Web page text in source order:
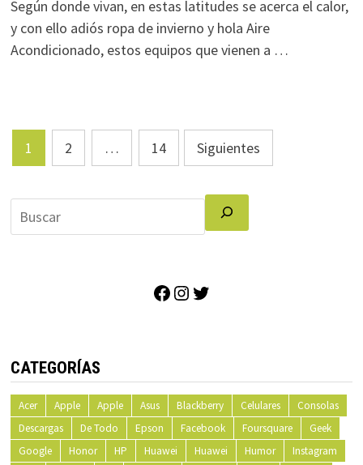
Según donde vivan, en estas latitudes se acerca el calor,
y con ello adiós ropa de invierno y hola Aire
Acondicionado, estos equipos que vienen a …
Paginación
de
entradas
1 2 … 14 Siguientes
Facebook
Instagram
CATEGORÍAS
Acer Apple Apple Asus Blackberry Celulares
Consolas
Descargas
De Todo Epson Facebook Foursquare
Geek
Google
Honor HP Huawei Huawei Humor
Instagram